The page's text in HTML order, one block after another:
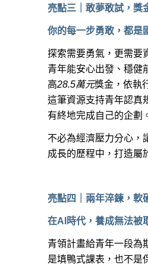
亮點三｜敢夢敢試，獎
你的每一步勇敢，都是
探索需要勇氣，更需要
青年能安心出發、穩健
高28.5萬元獎金，依執
這筆資源支持青年認真
有終地完成自己的企劃
不必為經濟壓力分心，
成長的歷程中，打造屬
亮點四｜兩年淬鍊，軟
在AI時代，養成無法被
青領計畫給青年一段為
是填鴨式課表，也不是